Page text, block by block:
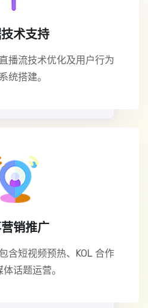
术支持
播流技术优化及用户行为
统搭建。
销推广
含短视频预热、KOL 合作
话题运营。